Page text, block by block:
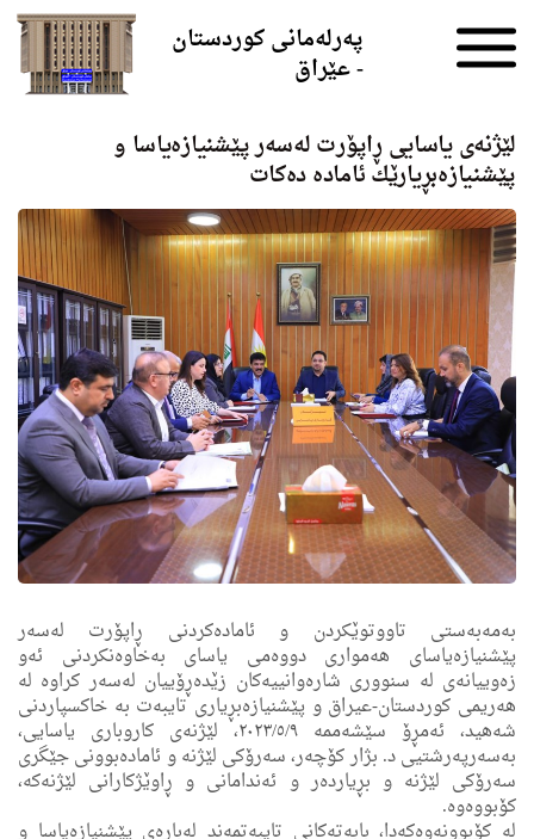
پەرلەمانی کوردستان
- عێراق
لێژنه‌ی یاسایی ڕاپۆرت له‌سه‌ر پێشنیازەیاسا و
پێشنیازەبڕیارێك ئامادە دەکات
به‌مه‌به‌ستی تاووتوێكردن و ئاماده‌كردنی ڕاپۆرت له‌سه‌ر
پێشنیازەیاسای هەمواری دووەمی یاسای بەخاوەنکردنی ئەو
زەوییانەی لە سنووری شارەوانییەکان زێدەڕۆییان لەسەر کراوە لە
هەریمى كوردستان-عیراق و پێشنیازەبڕیاری تایبەت بە خاکسپاردنی
شەهید، ئه‌مڕۆ سێشه‌ممه ٢٠٢٣/٥/٩، لێژنه‌ی كاروبارى یاسایی،
به‌سه‌رپه‌رشتیی د. بژار كۆچه‌ر، سه‌رۆكی لێژنه‌ و ئاماده‌بوونی جێگرى
سه‌رۆكی لێژنه‌ و بڕیارده‌ر و ئه‌ندامانى و ڕاوێژكارانی لێژنه‌كه‌،
كۆبووه‌وه‌.
لە کۆبوونەوەکەدا، بابەتەکانی تایبەتمەند لەبارەی پێشنیازەیاسا و